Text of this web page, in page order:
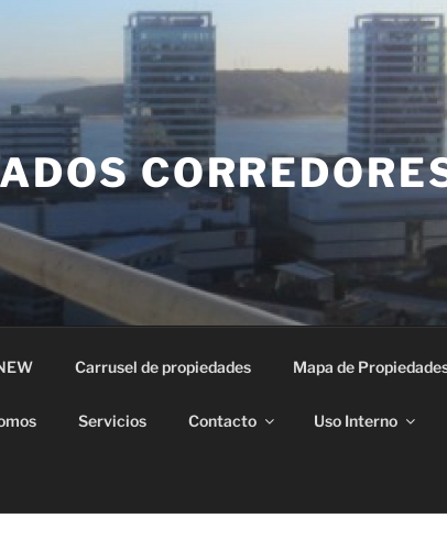
Carrusel de propiedades Mapa de
Servicios Contacto Uso Interno